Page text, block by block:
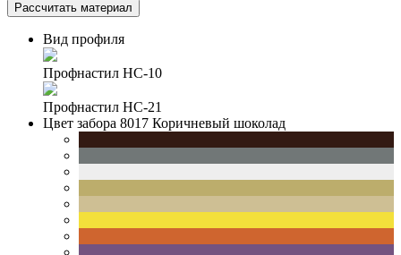
Рассчитать материал
Вид профиля
Профнастил НС-10
Профнастил НС-21
Цвет забора 8017 Коричневый шоколад